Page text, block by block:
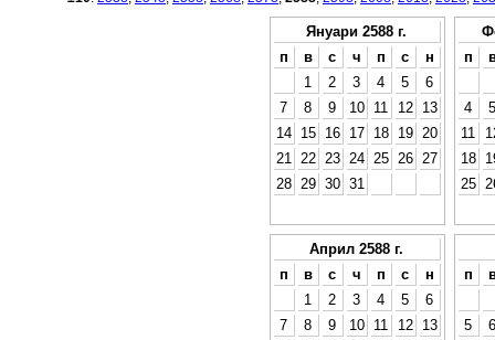
Януари 2588 г.
п
в с ч п с
н
1
2 3 4 5
6
7
8 9 10 11 12
13
14
15 16 17 18 19
20
21
22 23 24 25 26
27
28
29 30 31
п
4
5
11
18
25
Април 2588 г.
п
в с ч п с
н
1
2 3 4 5
6
7
8 9 10 11 12
13
п
5
6